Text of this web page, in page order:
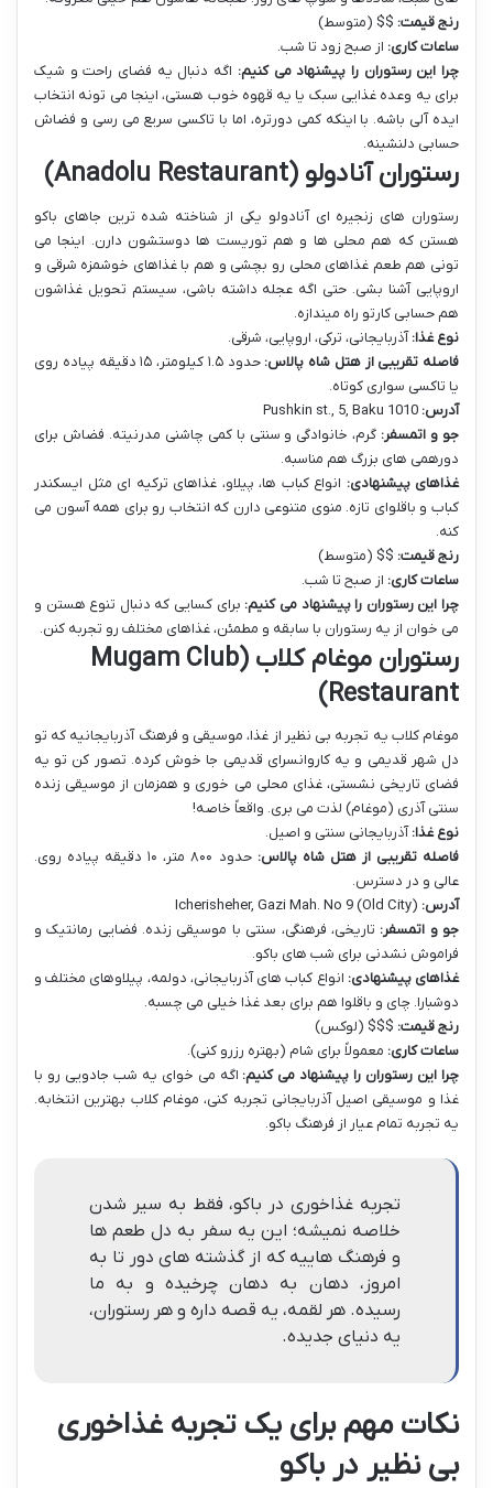
رنج قیمت: $$ (متوسط)
ساعات کاری: از صبح زود تا شب.
چرا این رستوران را پیشنهاد می کنیم: اگه دنبال یه فضای راحت و شیک
برای یه وعده غذایی سبک یا یه قهوه خوب هستی، اینجا می تونه انتخاب
ایده آلی باشه. با اینکه کمی دورتره، اما با تاکسی سریع می رسی و فضاش
حسابی دلنشینه.
رستوران آنادولو (Anadolu Restaurant)
رستوران های زنجیره ای آنادولو یکی از شناخته شده ترین جاهای باکو
هستن که هم محلی ها و هم توریست ها دوستشون دارن. اینجا می
تونی هم طعم غذاهای محلی رو بچشی و هم با غذاهای خوشمزه شرقی و
اروپایی آشنا بشی. حتی اگه عجله داشته باشی، سیستم تحویل غذاشون
هم حسابی کارتو راه میندازه.
نوع غذا:آذربایجانی، ترکی، اروپایی، شرقی.
فاصله تقریبی از هتل شاه پالاس:
حدود ۱.۵ کیلومتر، ۱۵ دقیقه پیاده روی
یا تاکسی سواری کوتاه.
آدرس:
جو و اتمسفر: گرم، خانوادگی و سنتی با کمی چاشنی مدرنیته. فضاش برای
دورهمی های بزرگ هم مناسبه.
غذاهای پیشنهادی: انواع کباب ها، پیلاو، غذاهای ترکیه ای مثل ایسکندر
کباب و باقلوای تازه. منوی متنوعی دارن که انتخاب رو برای همه آسون می
کنه.
رنج قیمت: $$ (متوسط)
ساعات کاری: از صبح تا شب.
چرا این رستوران را پیشنهاد می کنیم: برای کسایی که دنبال تنوع هستن و
می خوان از یه رستوران با سابقه و مطمئن، غذاهای مختلف رو تجربه کنن.
رستوران موغام کلاب (Mugam Club
Restaurant)
موغام کلاب یه تجربه بی نظیر از غذا، موسیقی و فرهنگ آذربایجانیه که تو
دل شهر قدیمی و یه کاروانسرای قدیمی جا خوش کرده. تصور کن تو یه
فضای تاریخی نشستی، غذای محلی می خوری و همزمان از موسیقی زنده
سنتی آذری (موغام) لذت می بری. واقعاً خاصه!
نوع غذا:آذربایجانی سنتی و اصیل.
فاصله تقریبی از هتل شاه پالاس:
حدود ۸۰۰ متر، ۱۰ دقیقه پیاده روی.
عالی و در دسترس.
آدرس:
جو و اتمسفر: تاریخی، فرهنگی، سنتی با موسیقی زنده. فضایی رمانتیک و
فراموش نشدنی برای شب های باکو.
غذاهای پیشنهادی: انواع کباب های آذربایجانی، دولمه، پیلاوهای مختلف و
دوشبارا. چای و باقلوا هم برای بعد غذا خیلی می چسبه.
رنج قیمت: $$$ (لوکس)
ساعات کاری: معمولاً برای شام (بهتره رزرو کنی).
چرا این رستوران را پیشنهاد می کنیم: اگه می خوای یه شب جادویی رو با
غذا و موسیقی اصیل آذربایجانی تجربه کنی، موغام کلاب بهترین انتخابه.
یه تجربه تمام عیار از فرهنگ باکو.
تجربه غذاخوری در باکو، فقط به سیر شدن
خلاصه نمیشه؛ این یه سفر به دل طعم ها
و فرهنگ هاییه که از گذشته های دور تا به
امروز، دهان به دهان چرخیده و به ما
رسیده. هر لقمه، یه قصه داره و هر رستوران،
یه دنیای جدیده.
نکات مهم برای یک تجربه غذاخوری
بی نظیر در باکو